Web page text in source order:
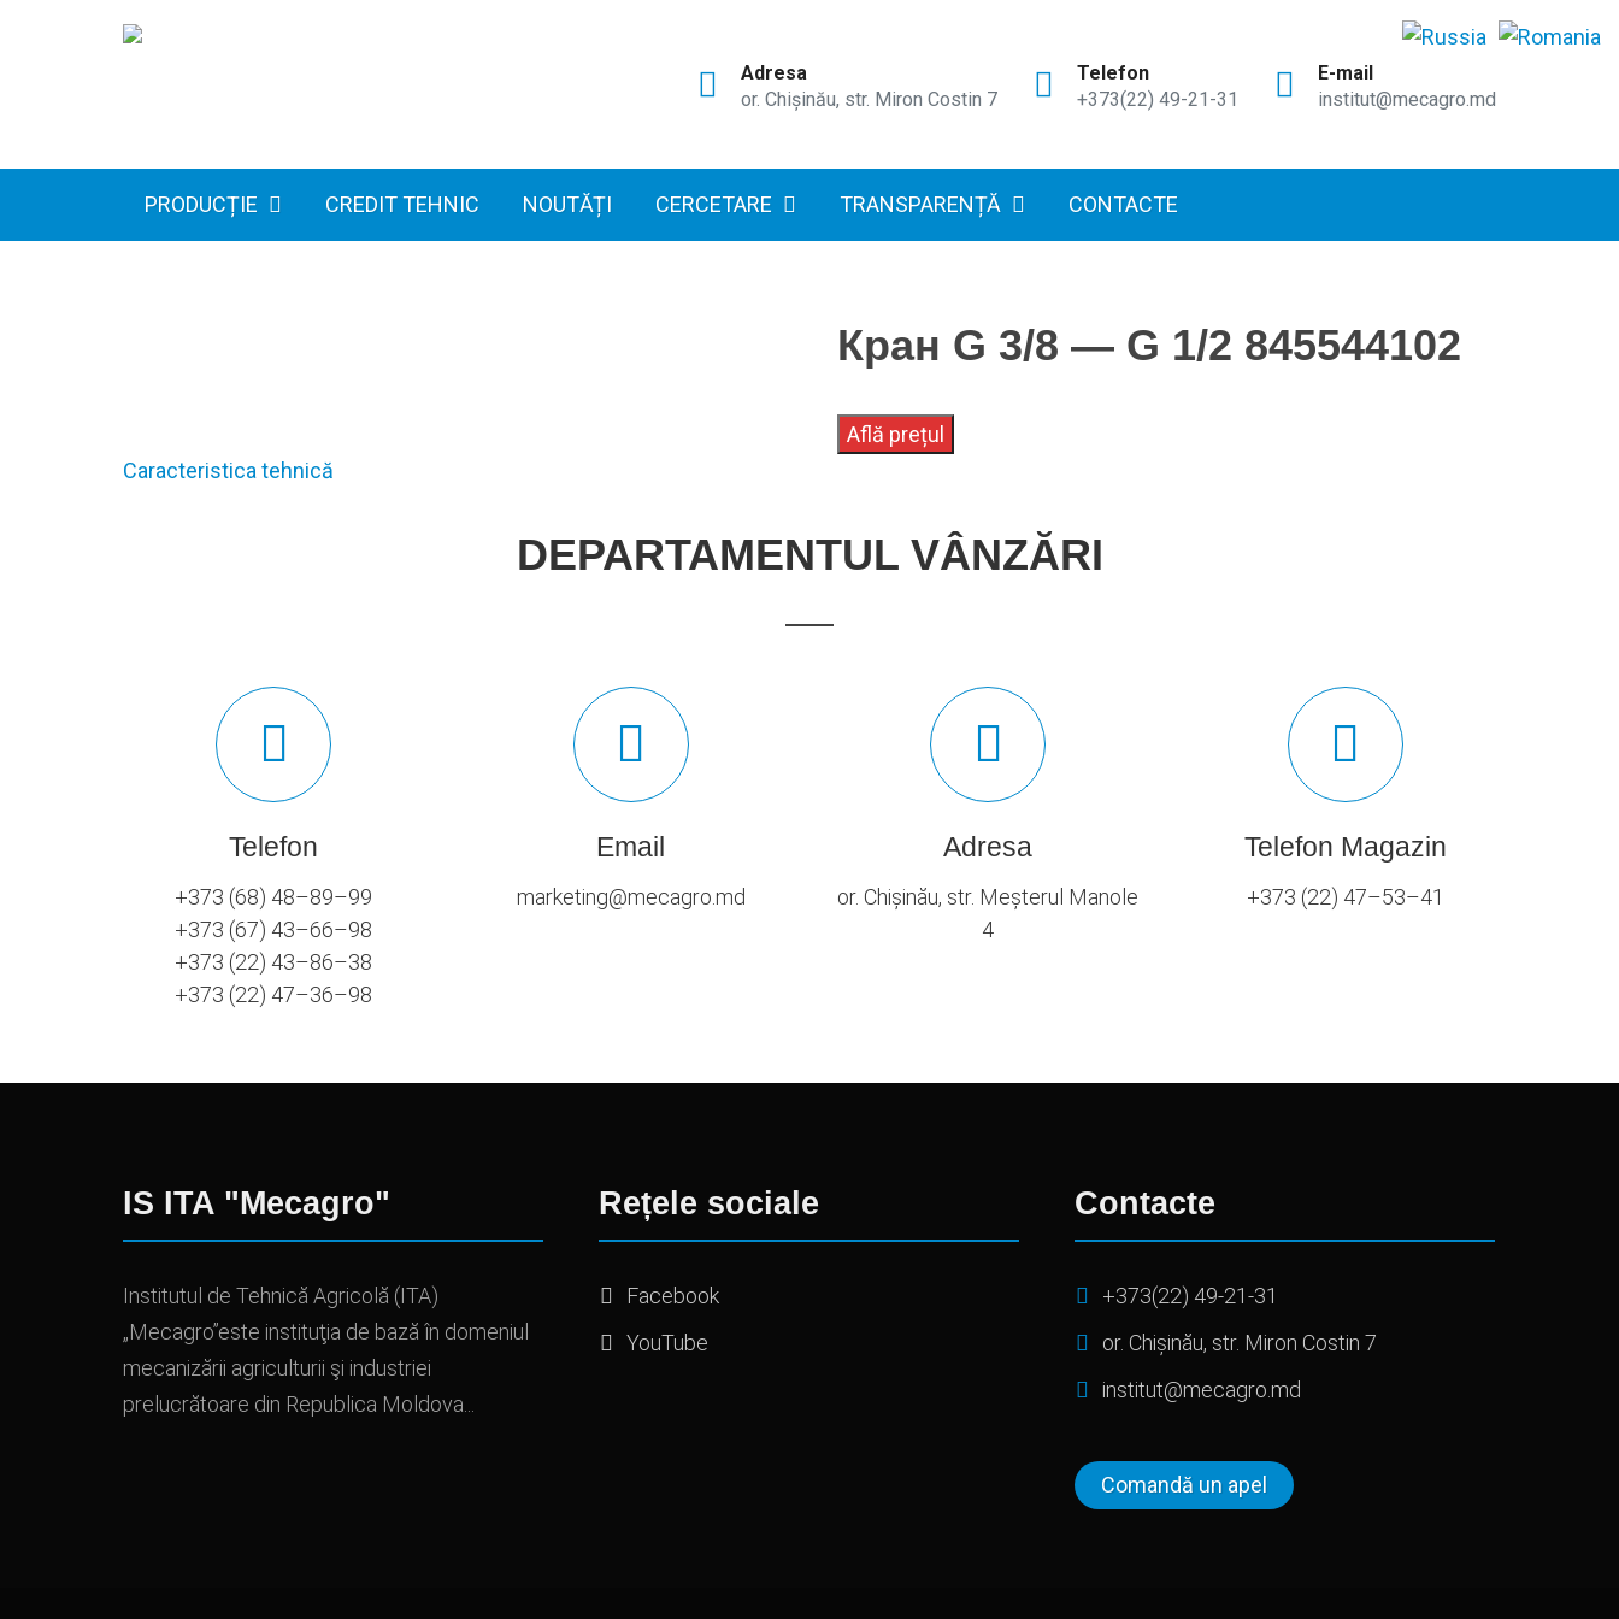
Adresa
or. Chișinău, str. Miron Costin 7
Telefon
+373(22) 49-21-31
E-mail
institut@mecagro.md
PRODUCȚIE CREDIT TEHNIC NOUTĂȚI CERCETARE TRANSPARENȚĂ CONTACTE
Кран G 3/8 — G 1/2 845544102
Află prețul
Caracteristica tehnică
DEPARTAMENTUL VÂNZĂRI
Telefon
+373 (68) 48–89–99
+373 (67) 43–66–98
+373 (22) 43–86–38
+373 (22) 47–36–98
Email
marketing@mecagro.md
Adresa
or. Chișinău, str. Meșterul Manole
4
Telefon Magazin
+373 (22) 47–53–41
IS ITA "Mecagro"
Institutul de Tehnică Agricolă (ITA)
„Mecagro”este instituţia de bază în domeniul
mecanizării agriculturii şi industriei
prelucrătoare din Republica Moldova...
Rețele sociale
Facebook
YouTube
Contacte
+373(22) 49-21-31
or. Chișinău, str. Miron Costin 7
institut@mecagro.md
Comandă un apel